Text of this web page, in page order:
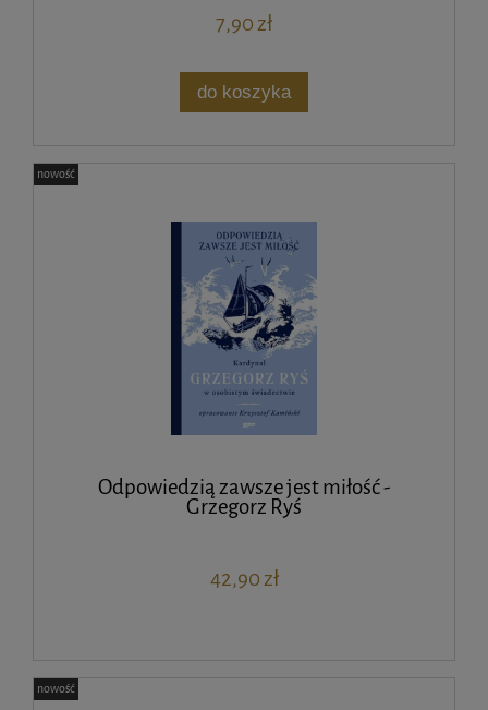
7,90 zł
do koszyka
Odpowiedzią zawsze jest miłość -
Grzegorz Ryś
42,90 zł
nowość
nowość